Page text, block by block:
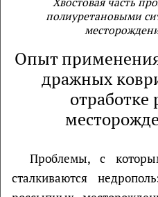
полиуретановыми
Опыт
дражных
Проблемы, с
сталкиваются